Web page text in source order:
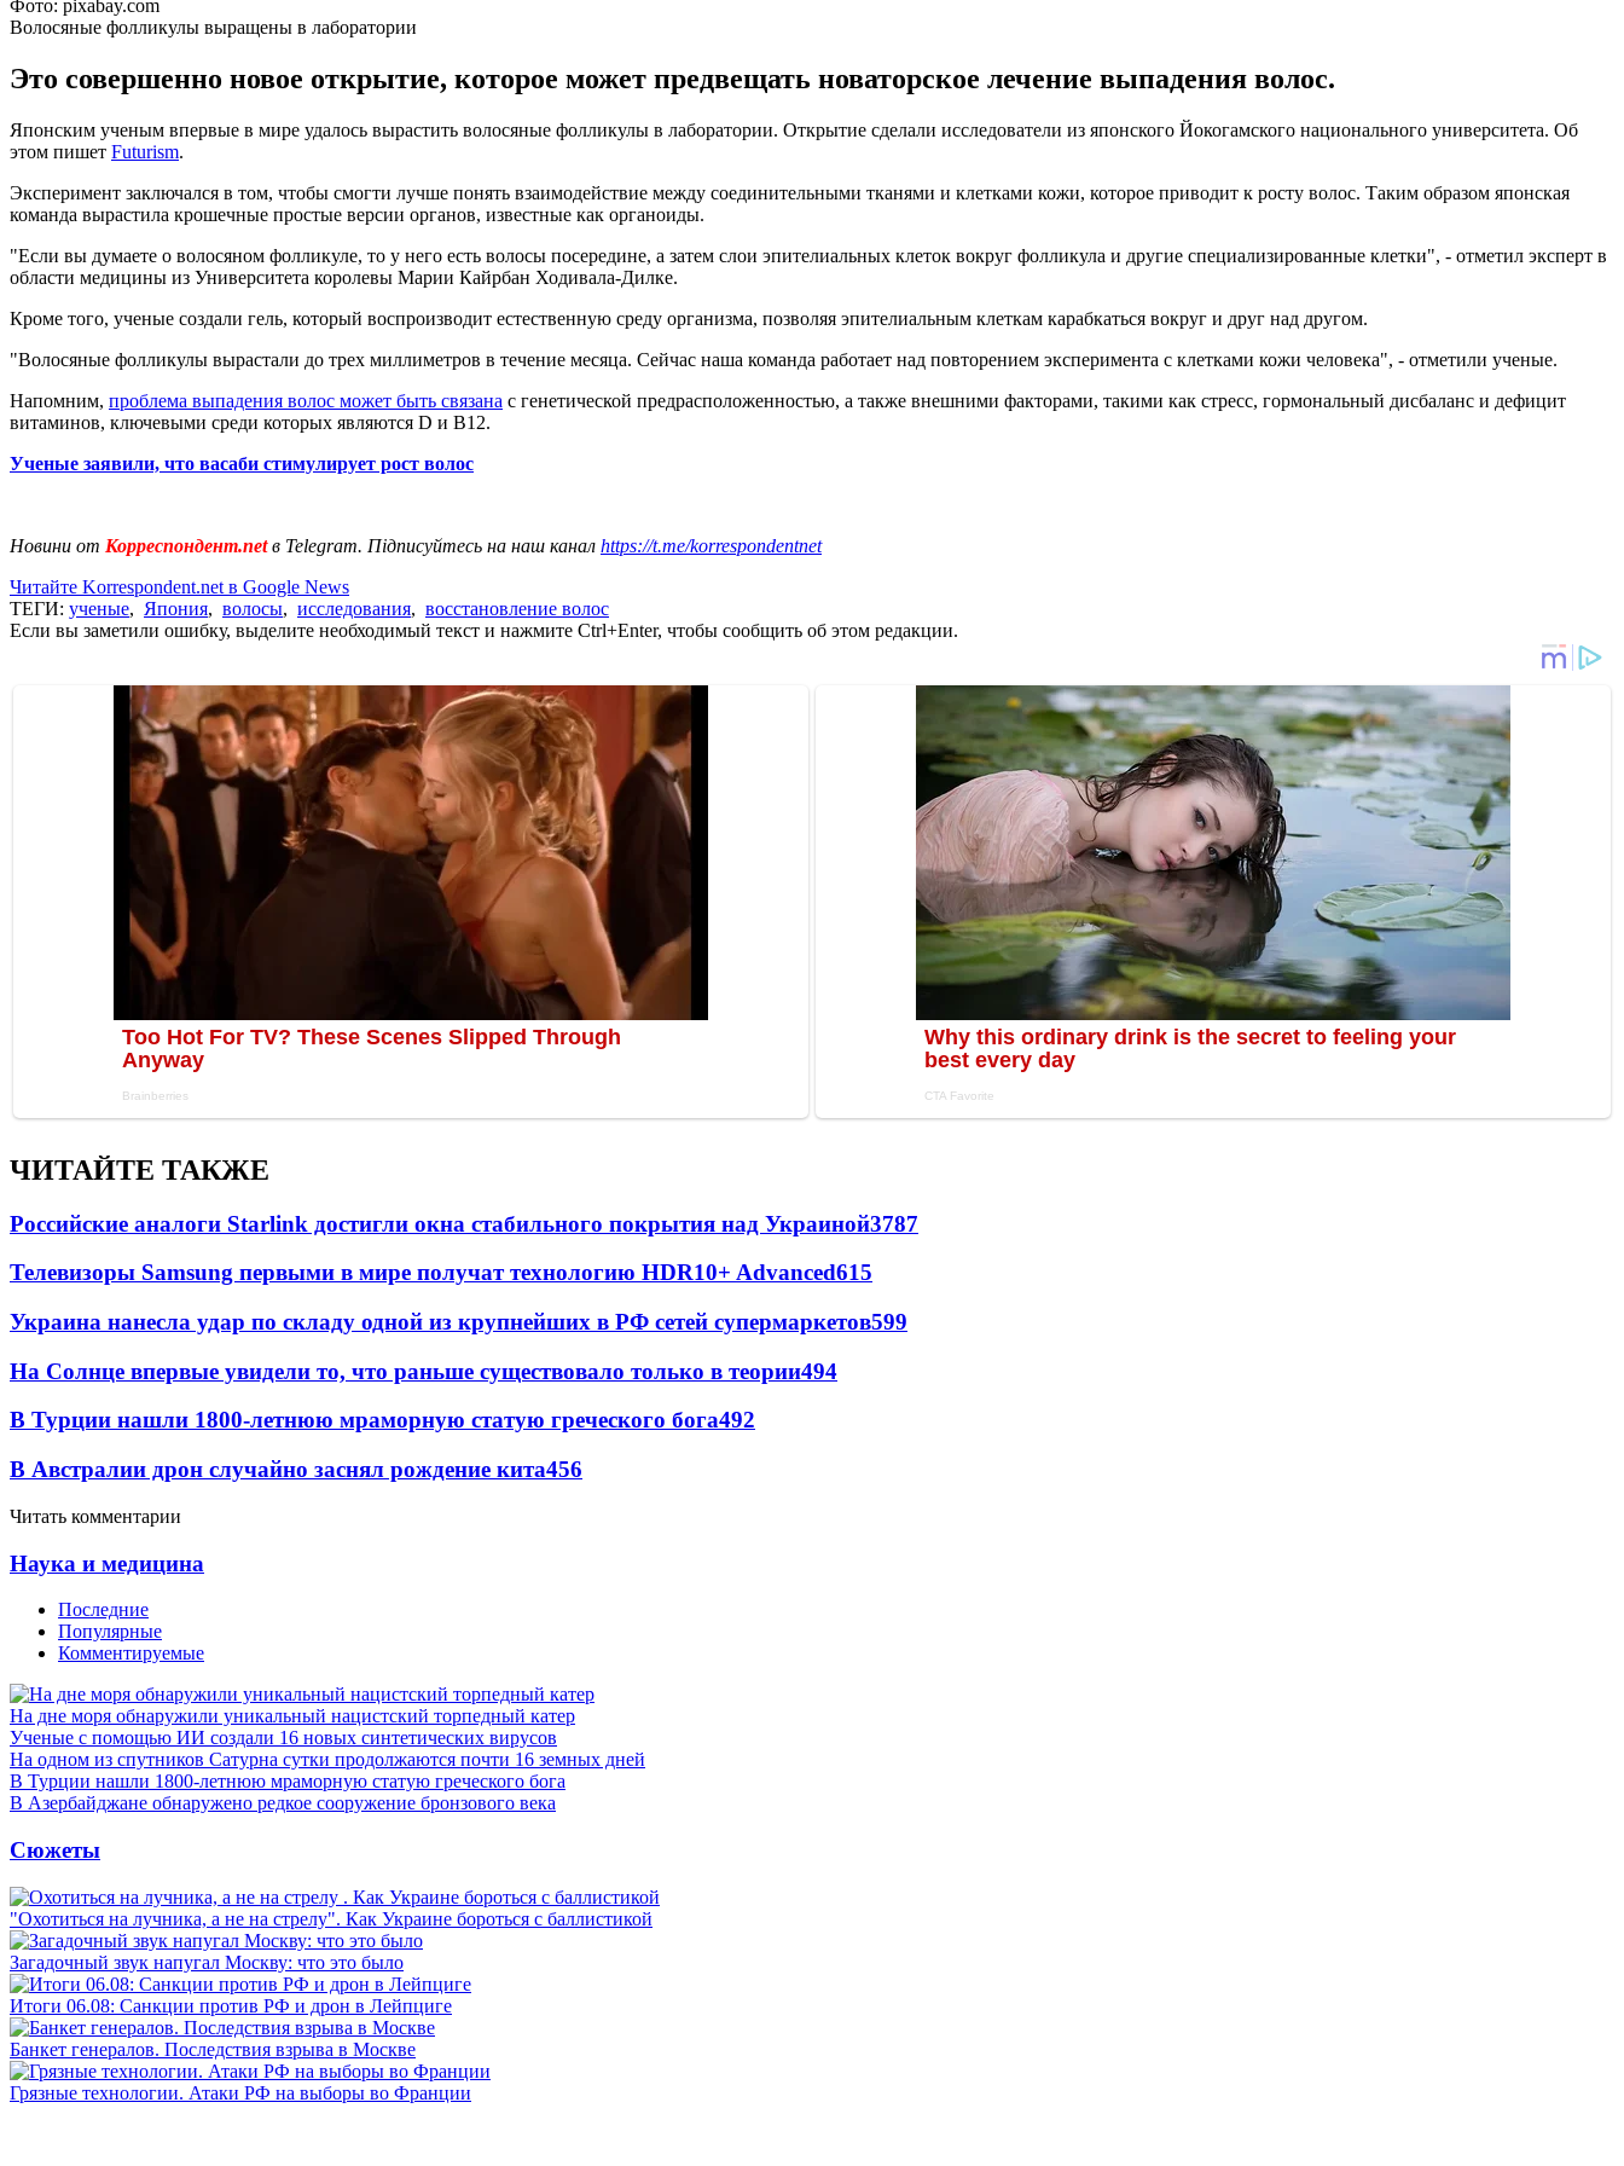
Фото: pixabay.com
Волосяные фолликулы выращены в лаборатории
Это совершенно новое открытие, которое может предвещать новаторское лечение выпадения волос.
Японским ученым впервые в мире удалось вырастить волосяные фолликулы в лаборатории. Открытие сделали исследователи из японского Йокогамского национального университета. Об
этом пишет Futurism.
Эксперимент заключался в том, чтобы смогти лучше понять взаимодействие между соединительными тканями и клетками кожи, которое приводит к росту волос. Таким образом японская
команда вырастила крошечные простые версии органов, известные как органоиды.
"Если вы думаете о волосяном фолликуле, то у него есть волосы посередине, а затем слои эпителиальных клеток вокруг фолликула и другие специализированные клетки", - отметил эксперт в
области медицины из Университета королевы Марии Кайрбан Ходивала-Дилке.
Кроме того, ученые создали гель, который воспроизводит естественную среду организма, позволяя эпителиальным клеткам карабкаться вокруг и друг над другом.
"Волосяные фолликулы вырастали до трех миллиметров в течение месяца. Сейчас наша команда работает над повторением эксперимента с клетками кожи человека", - отметили ученые.
Напомним, проблема выпадения волос может быть связана с генетической предрасположенностью, а также внешними факторами, такими как стресс, гормональный дисбаланс и дефицит
витаминов, ключевыми среди которых являются D и B12.
Ученые заявили, что васаби стимулирует рост волос
Новини от Корреспондент.netв Telegram. Підписуйтесь на наш канал https://t.me/korrespondentnet
Читайте Korrespondent.net в Google News
ТЕГИ: ученые, Япония, волосы, исследования, восстановление волос
Если вы заметили ошибку, выделите необходимый текст и нажмите Ctrl+Enter, чтобы сообщить об этом редакции.
ЧИТАЙТЕ ТАКЖЕ
Российские аналоги Starlink достигли окна стабильного покрытия над Украиной3787
Телевизоры Samsung первыми в мире получат технологию HDR10+ Advanced615
Украина нанесла удар по складу одной из крупнейших в РФ сетей супермаркетов599
На Солнце впервые увидели то, что раньше существовало только в теории494
В Турции нашли 1800-летнюю мраморную статую греческого бога492
В Австралии дрон случайно заснял рождение кита456
Читать комментарии
Наука и медицина
Последние
Популярные
Комментируемые
На дне моря обнаружили уникальный нацистский торпедный катер
Ученые с помощью ИИ создали 16 новых синтетических вирусов
На одном из спутников Сатурна сутки продолжаются почти 16 земных дней
В Турции нашли 1800-летнюю мраморную статую греческого бога
В Азербайджане обнаружено редкое сооружение бронзового века
Сюжеты
"Охотиться на лучника, а не на стрелу". Как Украине бороться с баллистикой
Загадочный звук напугал Москву: что это было
Итоги 06.08: Санкции против РФ и дрон в Лейпциге
Банкет генералов. Последствия взрыва в Москве
Грязные технологии. Атаки РФ на выборы во Франции